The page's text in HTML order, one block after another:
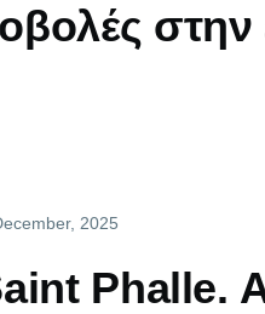
στην
2025
Phalle.